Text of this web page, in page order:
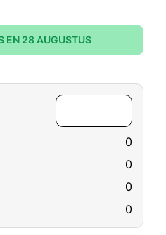
EN 28 AUGUSTUS
0
0
0
0